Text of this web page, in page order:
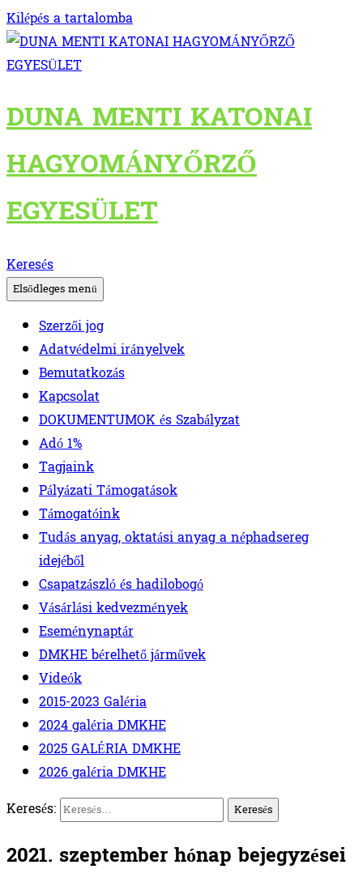
Kilépés a tartalomba
DUNA MENTI KATONAI
HAGYOMÁNYŐRZŐ
EGYESÜLET
Keresés
Elsődleges menü
Szerzői jog
Adatvédelmi irányelvek
Bemutatkozás
Kapcsolat
DOKUMENTUMOK és Szabályzat
Adó 1%
Tagjaink
Pályázati Támogatások
Támogatóink
Tudás anyag, oktatási anyag a néphadsereg
idejéből
Csapatzászló és hadilobogó
Vásárlási kedvezmények
Eseménynaptár
DMKHE bérelhető járművek
Videók
2015-2023 Galéria
2024 galéria DMKHE
2025 GALÉRIA DMKHE
2026 galéria DMKHE
Keresés:
2021. szeptember hónap bejegyzései